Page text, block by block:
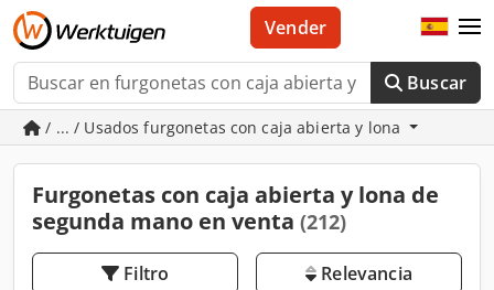
Buscar
Vender
/ ... / Usados furgonetas con caja abierta y lona
Furgonetas con caja abierta y lona de
segunda mano en venta (212)
Filtro Relevancia